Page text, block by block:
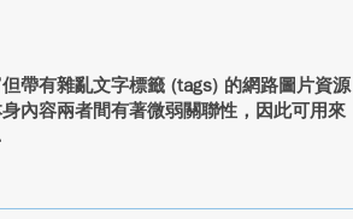
帶有雜亂文字標籤 (tags) 的網路圖片資源
內容兩者間有著微弱關聯性，因此可用來